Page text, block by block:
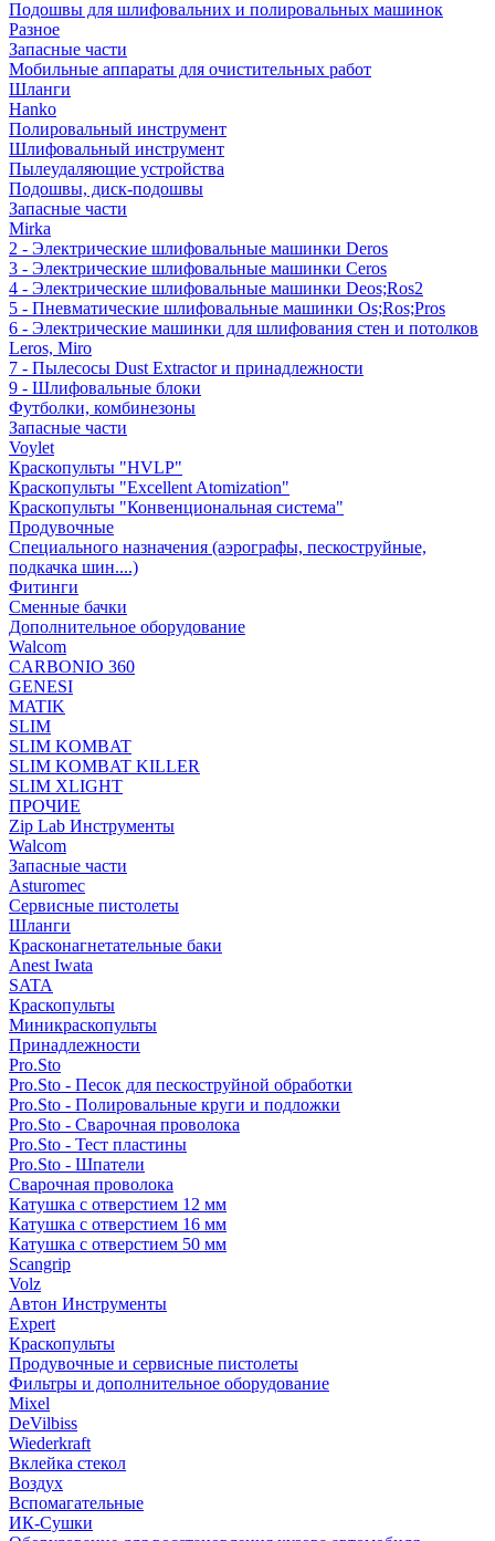
Подошвы для шлифовальних и полировальных машинок
Разное
Запасные части
Мобильные аппараты для очистительных работ
Шланги
Hanko
Полировальный инструмент
Шлифовальный инструмент
Пылеудаляющие устройства
Подошвы, диск-подошвы
Запасные части
Mirka
2 - Электрические шлифовальные машинки Deros
3 - Электрические шлифовальные машинки Ceros
4 - Электрические шлифовальные машинки Deos;Ros2
5 - Пневматические шлифовальные машинки Os;Ros;Pros
6 - Электрические машинки для шлифования стен и потолков
Leros, Miro
7 - Пылесосы Dust Extractor и принадлежности
9 - Шлифовальные блоки
Футболки, комбинезоны
Запасные части
Voylet
Краскопульты "HVLP"
Краскопульты "Excellent Atomization"
Краскопульты "Конвенциональная система"
Продувочные
Специального назначения (аэрографы, пескоструйные,
подкачка шин....)
Фитинги
Сменные бачки
Дополнительное оборудование
Walcom
CARBONIO 360
GENESI
MATIK
SLIM
SLIM KOMBAT
SLIM KOMBAT KILLER
SLIM XLIGHT
ПРОЧИЕ
Zip Lab Инструменты
Walсom
Запасные части
Asturomec
Сервисные пистолеты
Шланги
Красконагнетательные баки
Anest Iwata
SATA
Краскопульты
Миникраскопульты
Принадлежности
Pro.Sto
Pro.Sto - Песок для пескоструйной обработки
Pro.Sto - Полировальные круги и подложки
Pro.Sto - Сварочная проволока
Pro.Sto - Тест пластины
Pro.Sto - Шпатели
Сварочная проволока
Катушка с отверстием 12 мм
Катушка с отверстием 16 мм
Катушка с отверстием 50 мм
Scangrip
Volz
Автон Инструменты
Expert
Краскопульты
Продувочные и сервисные пистолеты
Фильтры и дополнительное оборудование
Mixel
DeVilbiss
Wiederkraft
Вклейка стекол
Воздух
Вспомагательные
ИК-Сушки